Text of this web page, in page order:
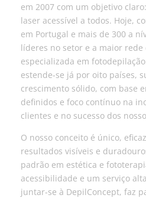
em 2007 com um objetivo
laser acessível a todos. Hoje,
em Portugal e mais de 300 a
líderes no setor e a maior
especializada em
estende-se já por oito países,
crescimento sólido, com base
definidos e foco contínuo na
clientes e no sucesso dos
O nosso conceito é único,
resultados visíveis e
padrão em estética e
acessibilidade e um serviço
juntar-se à DepilConcept, faz